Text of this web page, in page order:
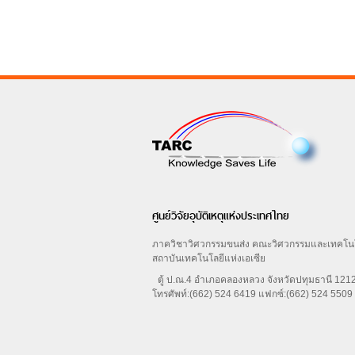
ศูนย์วิจัยอุบัติเหตุแห่งประเทศไทย
ภาควิชาวิศวกรรมขนส่ง คณะวิศวกรรมและเทคโน
สถาบันเทคโนโลยีแห่งเอเซีย
ตู้ ป.ณ.4 อำเภอคลองหลวง จังหวัดปทุมธานี
โทรศัพท์:(662) 524 6419 แฟกซ์:(662) 524